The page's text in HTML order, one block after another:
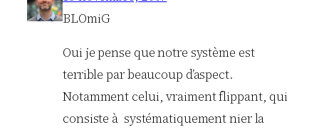
BLOmiG
Oui je pense que notre système est
terrible par beaucoup d’aspect.
Notamment celui, vraiment flippant, qui
consiste à systématiquement nier la